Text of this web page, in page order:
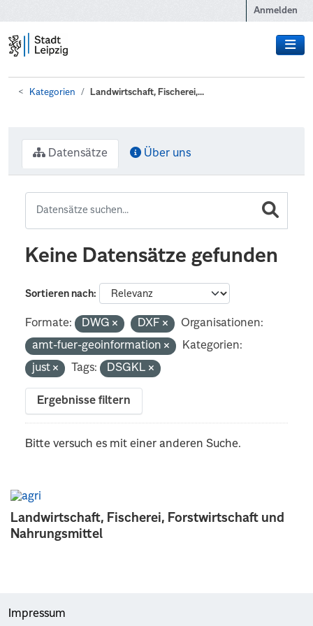
Anmelden
Kategorien Landwirtschaft, Fischerei,...
Landwirtschaft, Fischerei, Forstwirtschaft und
Nahrungsmittel
Datensätze Über uns
Keine Datensätze gefunden
Sortieren nach
Formate: DWG DXF
Organisationen:
amt-fuer-geoinformation
Kategorien:
just
Tags: DSGKL
Ergebnisse filtern
Bitte versuch es mit einer anderen Suche.
Impressum